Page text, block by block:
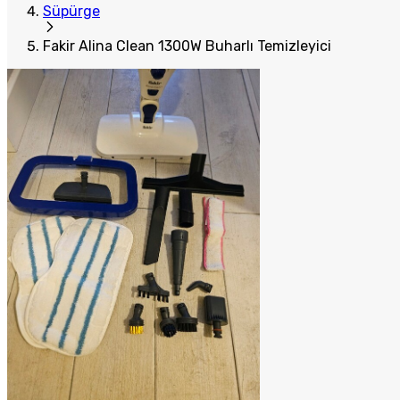
Süpürge
Fakir Alina Clean 1300W Buharlı Temizleyici